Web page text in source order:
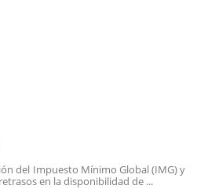
del Impuesto Mínimo Global (IMG) y
en la disponibilidad de ...